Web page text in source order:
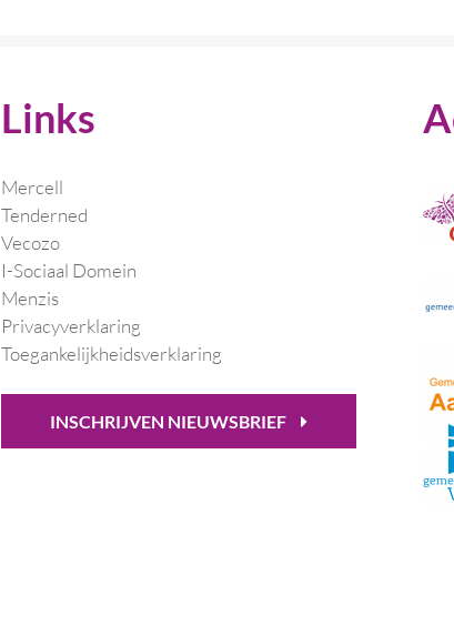
Links
Mercell
Tenderned
Vecozo
I-Sociaal Domein
Menzis
Privacyverklaring
Toegankelijkheidsverklaring
INSCHRIJVEN NIEUWSBRIEF